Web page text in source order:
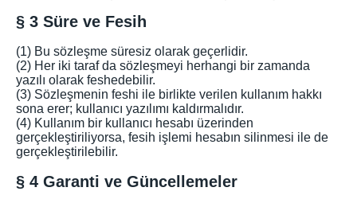
§ 3 Süre ve Fesih
(1) Bu sözleşme süresiz olarak geçerlidir.
(2) Her iki taraf da sözleşmeyi herhangi bir zamanda
yazılı olarak feshedebilir.
(3) Sözleşmenin feshi ile birlikte verilen kullanım hakkı
sona erer; kullanıcı yazılımı kaldırmalıdır.
(4) Kullanım bir kullanıcı hesabı üzerinden
gerçekleştiriliyorsa, fesih işlemi hesabın silinmesi ile de
gerçekleştirilebilir.
§ 4 Garanti ve Güncellemeler